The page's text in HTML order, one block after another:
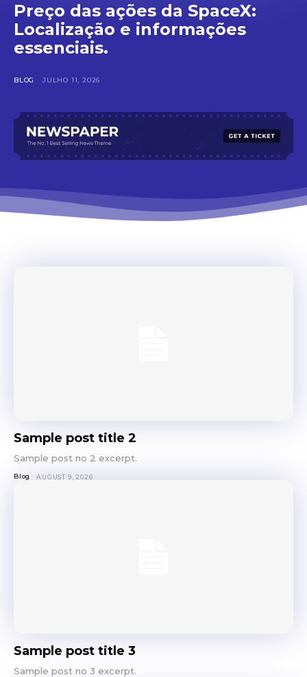
Preço das ações da SpaceX:
Localização e informações
essenciais.
BLOG JULHO 11, 2026
Sample post title 2
Sample post no 2 excerpt.
Blog AUGUST 9, 2026
Sample post title 3
Sample post no 3 excerpt.